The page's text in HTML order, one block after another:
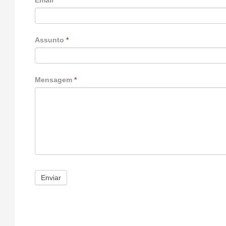
Assunto *
Mensagem *
Enviar